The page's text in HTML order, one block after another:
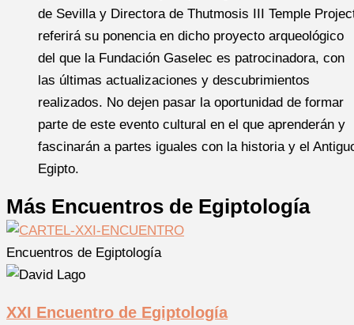
de Sevilla y Directora de Thutmosis III Temple
referirá su ponencia en dicho proyecto arqueológico
del que la Fundación Gaselec es patrocinadora, con
las últimas actualizaciones y descubrimientos
realizados. No dejen pasar la oportunidad de formar
parte de este evento cultural en el que aprenderán y
fascinarán a partes iguales con la historia y el
Egipto.
Más Encuentros de Egiptología
Encuentros de Egiptología
XXI Encuentro de Egiptología